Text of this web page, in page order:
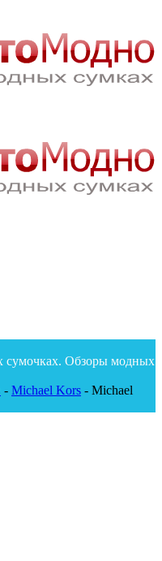
сумочках. Обзоры модных
- Michael Kors - Michael